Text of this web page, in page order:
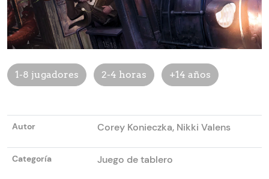
1-8 jugadores 2-4 horas +14 años
Autor Corey Konieczka, Nikki Valens
Categoría Juego de tablero